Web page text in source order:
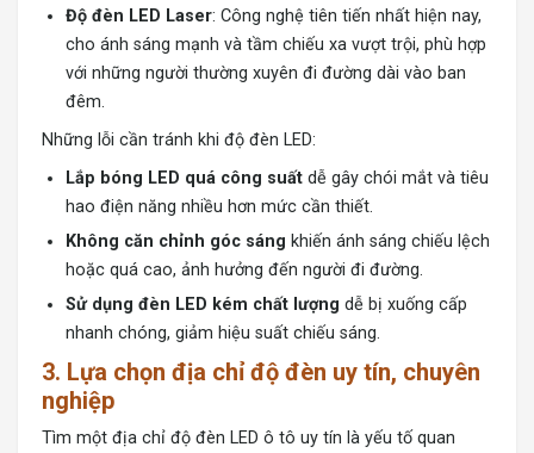
Độ đèn LED Laser: Công nghệ tiên tiến nhất hiện nay,
cho ánh sáng mạnh và tầm chiếu xa vượt trội, phù hợp
với những người thường xuyên đi đường dài vào ban
đêm.
Những lỗi cần tránh khi độ đèn LED:
Lắp bóng LED quá công suất dễ gây chói mắt và tiêu
hao điện năng nhiều hơn mức cần thiết.
Không căn chỉnh góc sáng khiến ánh sáng chiếu lệch
hoặc quá cao, ảnh hưởng đến người đi đường.
Sử dụng đèn LED kém chất lượng dễ bị xuống cấp
nhanh chóng, giảm hiệu suất chiếu sáng.
3. Lựa chọn địa chỉ độ đèn uy tín, chuyên
nghiệp
Tìm một địa chỉ độ đèn LED ô tô uy tín là yếu tố quan